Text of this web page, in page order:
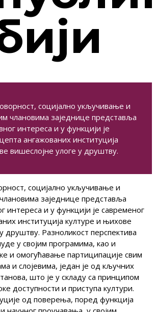
социјално укључивање и
члановима заједнице представља
интереса и у функцији је
ангажованих институција
вишеслојне улоге у друштву.
социјално укључивање и
заједнице представља
интереса и у функцији је савременог
институција културе и њихове
друштву. Разноликост перспектива
у својим програмима, као и
и омогућавање партиципације свим
и слојевима, један је од кључних
што је у складу са принципом
доступности и приступа култури.
од поверења, поред функција